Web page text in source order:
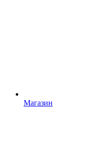
Магазин